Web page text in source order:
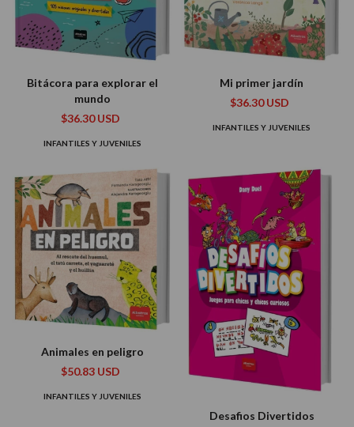
Bitácora para explorar el
mundo
$36.30 USD
INFANTILES Y JUVENILES
Mi primer jardín
$36.30 USD
INFANTILES Y JUVENILES
Animales en peligro
$50.83 USD
INFANTILES Y JUVENILES
Desafios Divertidos